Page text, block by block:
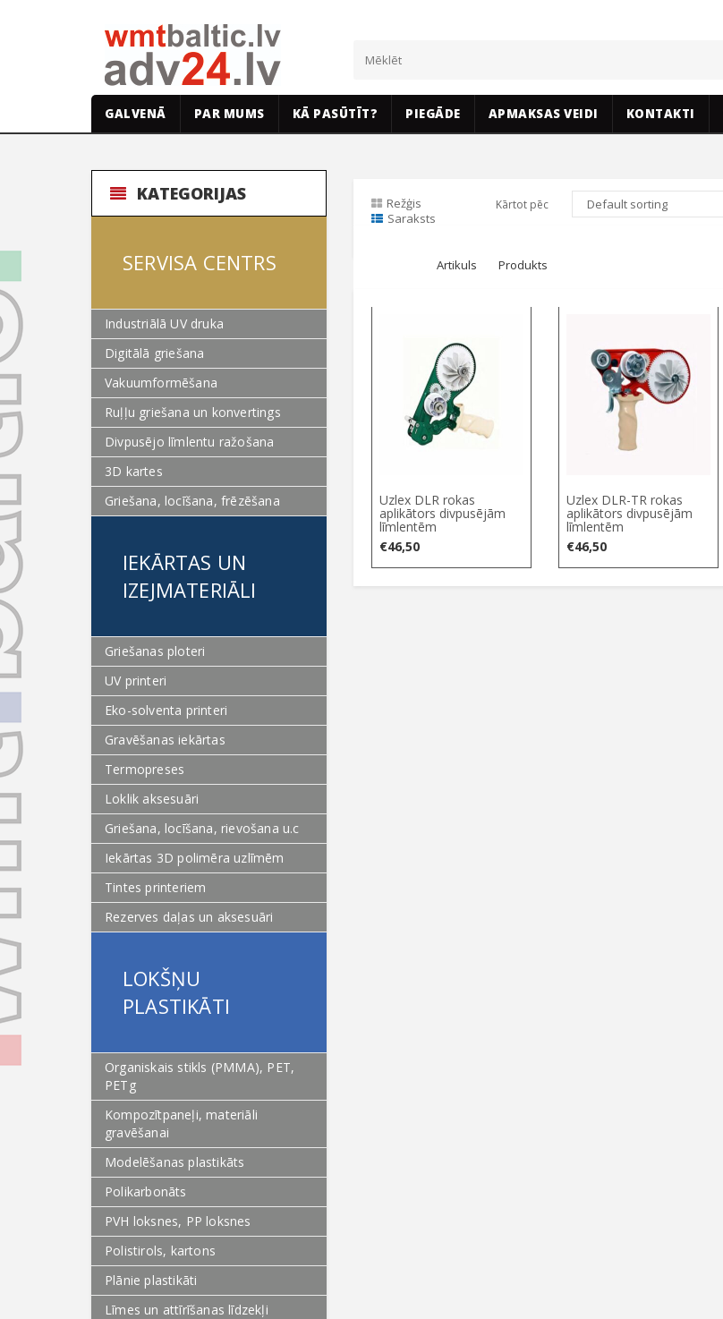
GALVENĀ PAR MUMS KĀ PASŪTĪT? PIEGĀDE APMAKSAS VEIDI KONTAKTI
KATEGORIJAS
SERVISA CENTRS
Industriālā UV druka
Digitālā griešana
Vakuumformēšana
Ruļļu griešana un konvertings
Divpusējo līmlentu ražošana
3D kartes
Griešana, locīšana, frēzēšana
IEKĀRTAS UN
IZEJMATERIĀLI
Griešanas ploteri
UV printeri
Eko-solventa printeri
Gravēšanas iekārtas
Termopreses
Loklik aksesuāri
Griešana, locīšana, rievošana u.c
Iekārtas 3D polimēra uzlīmēm
Tintes printeriem
Rezerves daļas un aksesuāri
LOKŠŅU
PLASTIKĀTI
Organiskais stikls (PMMA), PET,
PETg
Kompozītpaneļi, materiāli
gravēšanai
Modelēšanas plastikāts
Polikarbonāts
PVH loksnes, PP loksnes
Polistirols, kartons
Plānie plastikāti
Līmes un attīrīšanas līdzekļi
Režģis
Saraksts
Kārtot pēc
Artikuls Produkts
Uzlex DLR rokas
aplikātors divpusējām
līmlentēm
€46,50
Uzlex DLR-TR rokas
aplikātors divpusējām
līmlentēm
€46,50